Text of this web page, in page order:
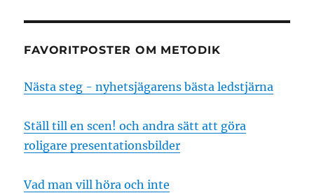
FAVORITPOSTER OM METODIK
Nästa steg - nyhetsjägarens bästa ledstjärna
Ställ till en scen! och andra sätt att göra
roligare presentationsbilder
Vad man vill höra och inte